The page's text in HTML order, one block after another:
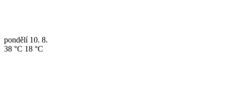
pondělí 10. 8.
38 °C 18 °C